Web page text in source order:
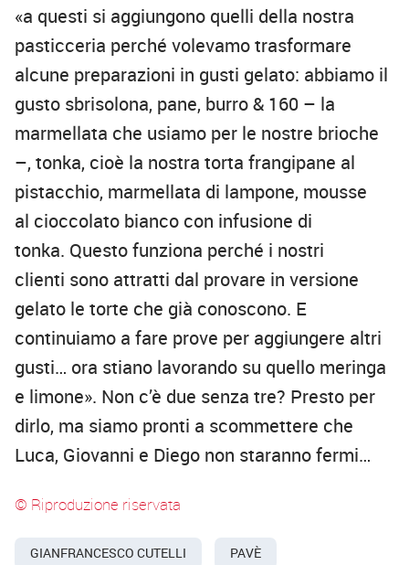
«a questi si aggiungono quelli della nostra
pasticceria perché volevamo trasformare
alcune preparazioni in gusti gelato: abbiamo il
gusto sbrisolona, pane, burro & 160 – la
marmellata che usiamo per le nostre brioche
–, tonka, cioè la nostra torta frangipane al
pistacchio, marmellata di lampone, mousse
al cioccolato bianco con infusione di
tonka. Questo funziona perché i nostri
clienti sono attratti dal provare in versione
gelato le torte che già conoscono. E
continuiamo a fare prove per aggiungere altri
gusti… ora stiano lavorando su quello meringa
e limone». Non c’è due senza tre? Presto per
dirlo, ma siamo pronti a scommettere che
Luca, Giovanni e Diego non staranno fermi…
© Riproduzione riservata
GIANFRANCESCO CUTELLI PAVÈ